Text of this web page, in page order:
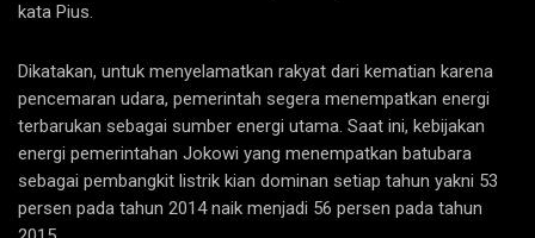
kata Pius.
Dikatakan, untuk menyelamatkan rakyat dari kematian karena
pencemaran udara, pemerintah segera menempatkan energi
terbarukan sebagai sumber energi utama. Saat ini, kebijakan
energi pemerintahan Jokowi yang menempatkan batubara
sebagai pembangkit listrik kian dominan setiap tahun yakni 53
persen pada tahun 2014 naik menjadi 56 persen pada tahun